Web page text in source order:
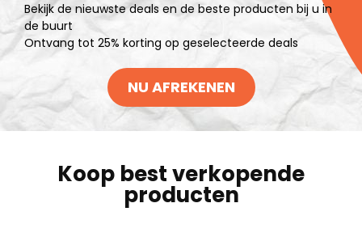
Bekijk de nieuwste deals en de beste producten bij u in
de buurt
Ontvang tot 25% korting op geselecteerde deals
NU AFREKENEN
Koop best verkopende
producten